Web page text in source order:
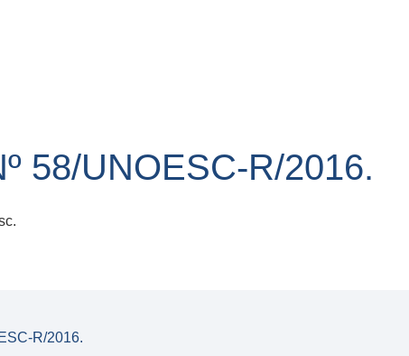
58/UNOESC-R/2016.
R/2016.